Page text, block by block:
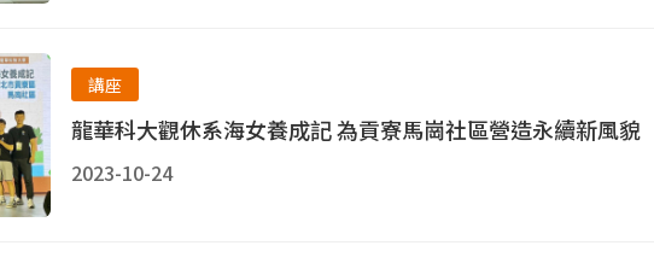
講座
龍華科大觀休系海女養成記 為貢寮馬崗社區營造永續新風貌
2023-10-24